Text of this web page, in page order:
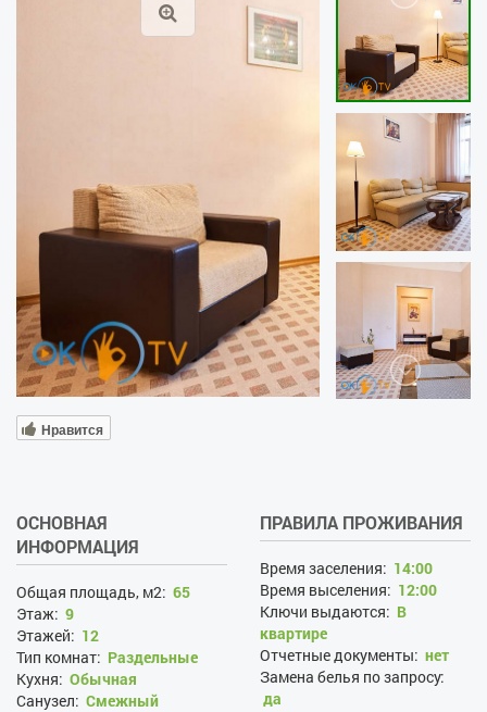
Нравится
ОСНОВНАЯ
ИНФОРМАЦИЯ
Общая площадь, м2: 65
Этаж: 9
Этажей: 12
Тип комнат: Раздельные
Кухня: Обычная
Санузел: Смежный
ПРАВИЛА ПРОЖИВАНИЯ
Время заселения: 14:00
Время выселения: 12:00
Ключи выдаются: В
квартире
Отчетные документы: нет
Замена белья по запросу:
да